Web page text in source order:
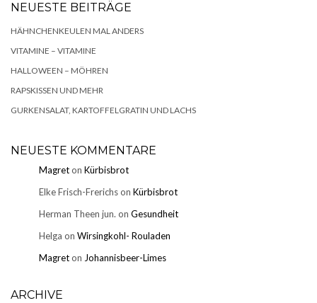
NEUESTE BEITRÄGE
HÄHNCHENKEULEN MAL ANDERS
VITAMINE – VITAMINE
HALLOWEEN – MÖHREN
RAPSKISSEN UND MEHR
GURKENSALAT, KARTOFFELGRATIN UND LACHS
NEUESTE KOMMENTARE
Magreton Kürbisbrot
Elke Frisch-Frerichson Kürbisbrot
Herman Theen jun. on Gesundheit
Helga on Wirsingkohl- Rouladen
Magreton Johannisbeer-Limes
ARCHIVE